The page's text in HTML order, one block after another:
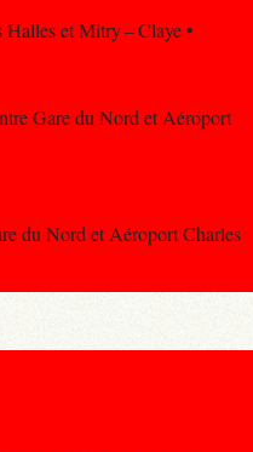
et Mitry – Claye •
Gare du Nord et Aéroport
du Nord et Aéroport Charles